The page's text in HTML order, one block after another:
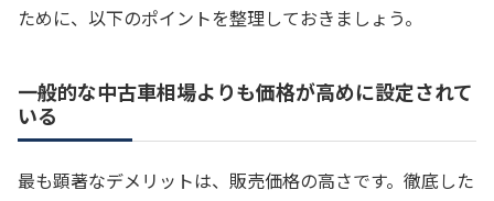
ために、以下のポイントを整理しておきましょう。
一般的な中古車相場よりも価格が高めに設定されて
いる
最も顕著なデメリットは、販売価格の高さです。徹底した